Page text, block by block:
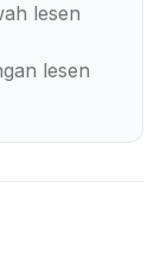
lesen
lesen